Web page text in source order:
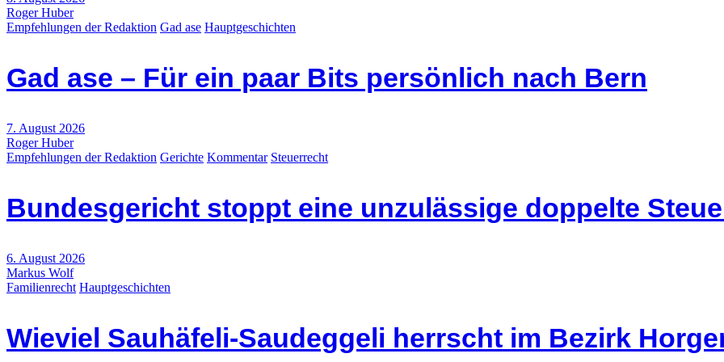
Roger Huber
Empfehlungen der Redaktion Gad ase Hauptgeschichten
Gad ase – Für ein paar Bits persönlich nach Bern
7. August 2026
Roger Huber
Empfehlungen der Redaktion Gerichte Kommentar Steuerrecht
Bundesgericht stoppt eine unzulässige doppelte
6. August 2026
Markus Wolf
Familienrecht Hauptgeschichten
Wieviel Sauhäfeli-Saudeggeli herrscht im Bezirk